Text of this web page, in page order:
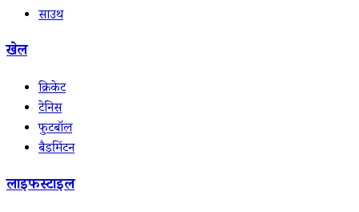
साउथ
खेल
क्रिकेट
टेनिस
फुटबॉल
बैडमिंटन
लाइफस्टाइल